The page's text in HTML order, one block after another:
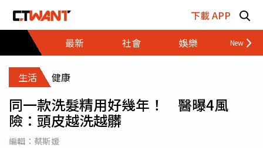
下載 APP
最新
社會 娛樂 財經
生活 健康
同一款洗髮精用好幾年！ 醫曝4風
險：頭皮越洗越髒
編輯： 蔡斯媛